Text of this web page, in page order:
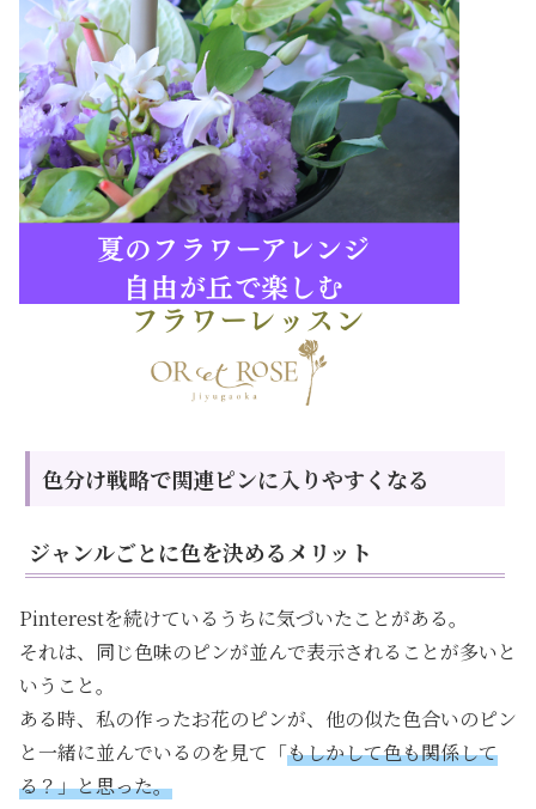
色分け戦略で関連ピンに入りやすくなる
ジャンルごとに色を決めるメリット
Pinterestを続けているうちに気づいたことがある。
それは、同じ色味のピンが並んで表示されることが多いと
いうこと。
ある時、私の作ったお花のピンが、他の似た色合いのピン
と一緒に並んでいるのを見て「もしかして色も関係して
る？」と思った。